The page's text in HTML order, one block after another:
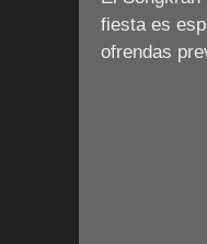
fiesta es
ofrendas